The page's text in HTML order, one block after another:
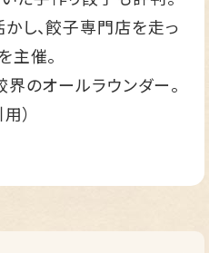
し、餃子専門店を走っ
主催。
界のオールラウンダー。
）